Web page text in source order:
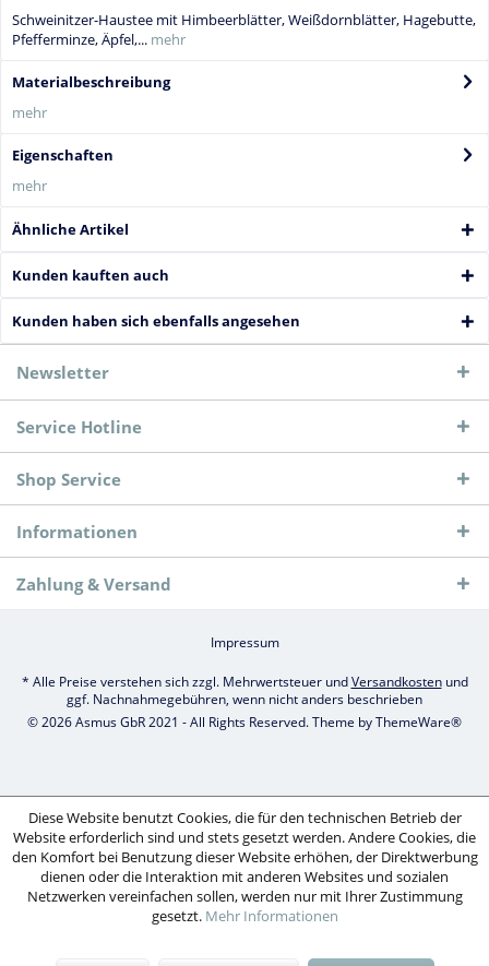
Schweinitzer-Haustee mit Himbeerblätter, Weißdornblätter, Hagebutte,
Pfefferminze, Äpfel,... mehr
Materialbeschreibung
mehr
Eigenschaften
mehr
Ähnliche Artikel
Kunden kauften auch
Kunden haben sich ebenfalls angesehen
Newsletter
Service Hotline
Shop Service
Informationen
Zahlung & Versand
Impressum
* Alle Preise verstehen sich zzgl. Mehrwertsteuer undVersandkostenund
ggf. Nachnahmegebühren, wenn nicht anders beschrieben
© 2026 Asmus GbR 2021 - All Rights Reserved. Theme byThemeWare®
Diese Website benutzt Cookies, die für den technischen Betrieb der
Website erforderlich sind und stets gesetzt werden. Andere Cookies, die
den Komfort bei Benutzung dieser Website erhöhen, der Direktwerbung
dienen oder die Interaktion mit anderen Websites und sozialen
Netzwerken vereinfachen sollen, werden nur mit Ihrer Zustimmung
gesetzt. Mehr Informationen